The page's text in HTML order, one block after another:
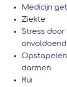
Medicijn
Ziekte
Stress door
darmen
Rui